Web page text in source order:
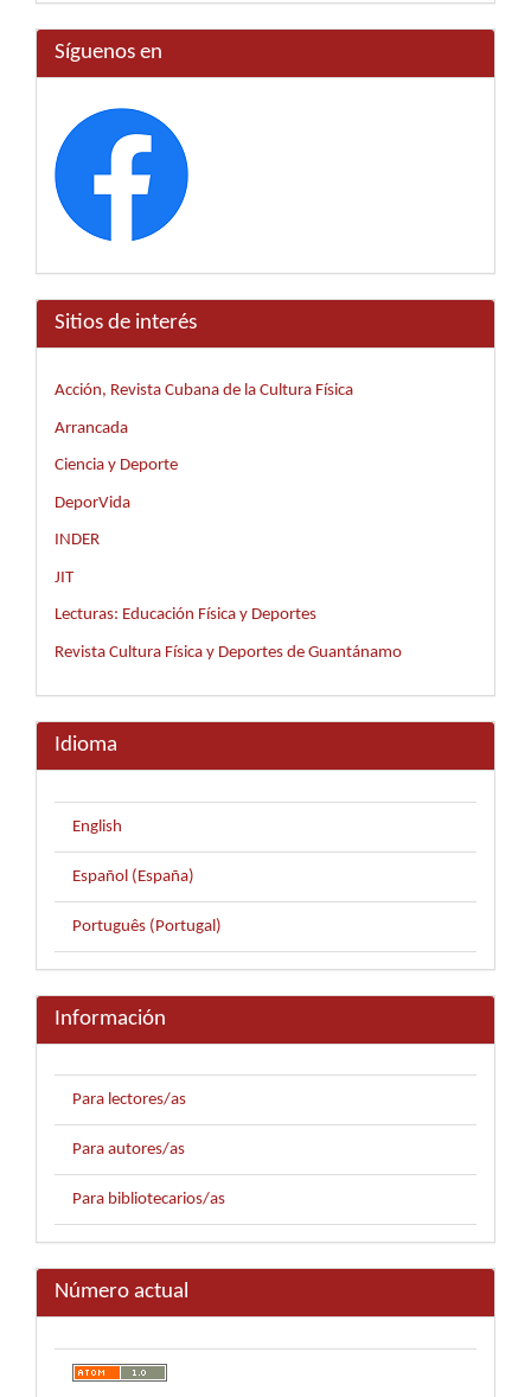
Síguenos en
Sitios de interés
Acción, Revista Cubana de la Cultura Física
Arrancada
Ciencia y Deporte
DeporVida
INDER
JIT
Lecturas: Educación Física y Deportes
Revista Cultura Física y Deportes de Guantánamo
Idioma
English
Español (España)
Português (Portugal)
Información
Para lectores/as
Para autores/as
Para bibliotecarios/as
Número actual